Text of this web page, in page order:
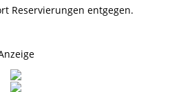
Reservierungen entgegen.